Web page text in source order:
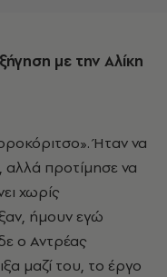
Ήταν να
αλλά προτίμησε να
χωρίς
ήμουν εγώ
ο Αντρέας
μαζί του, το έργο